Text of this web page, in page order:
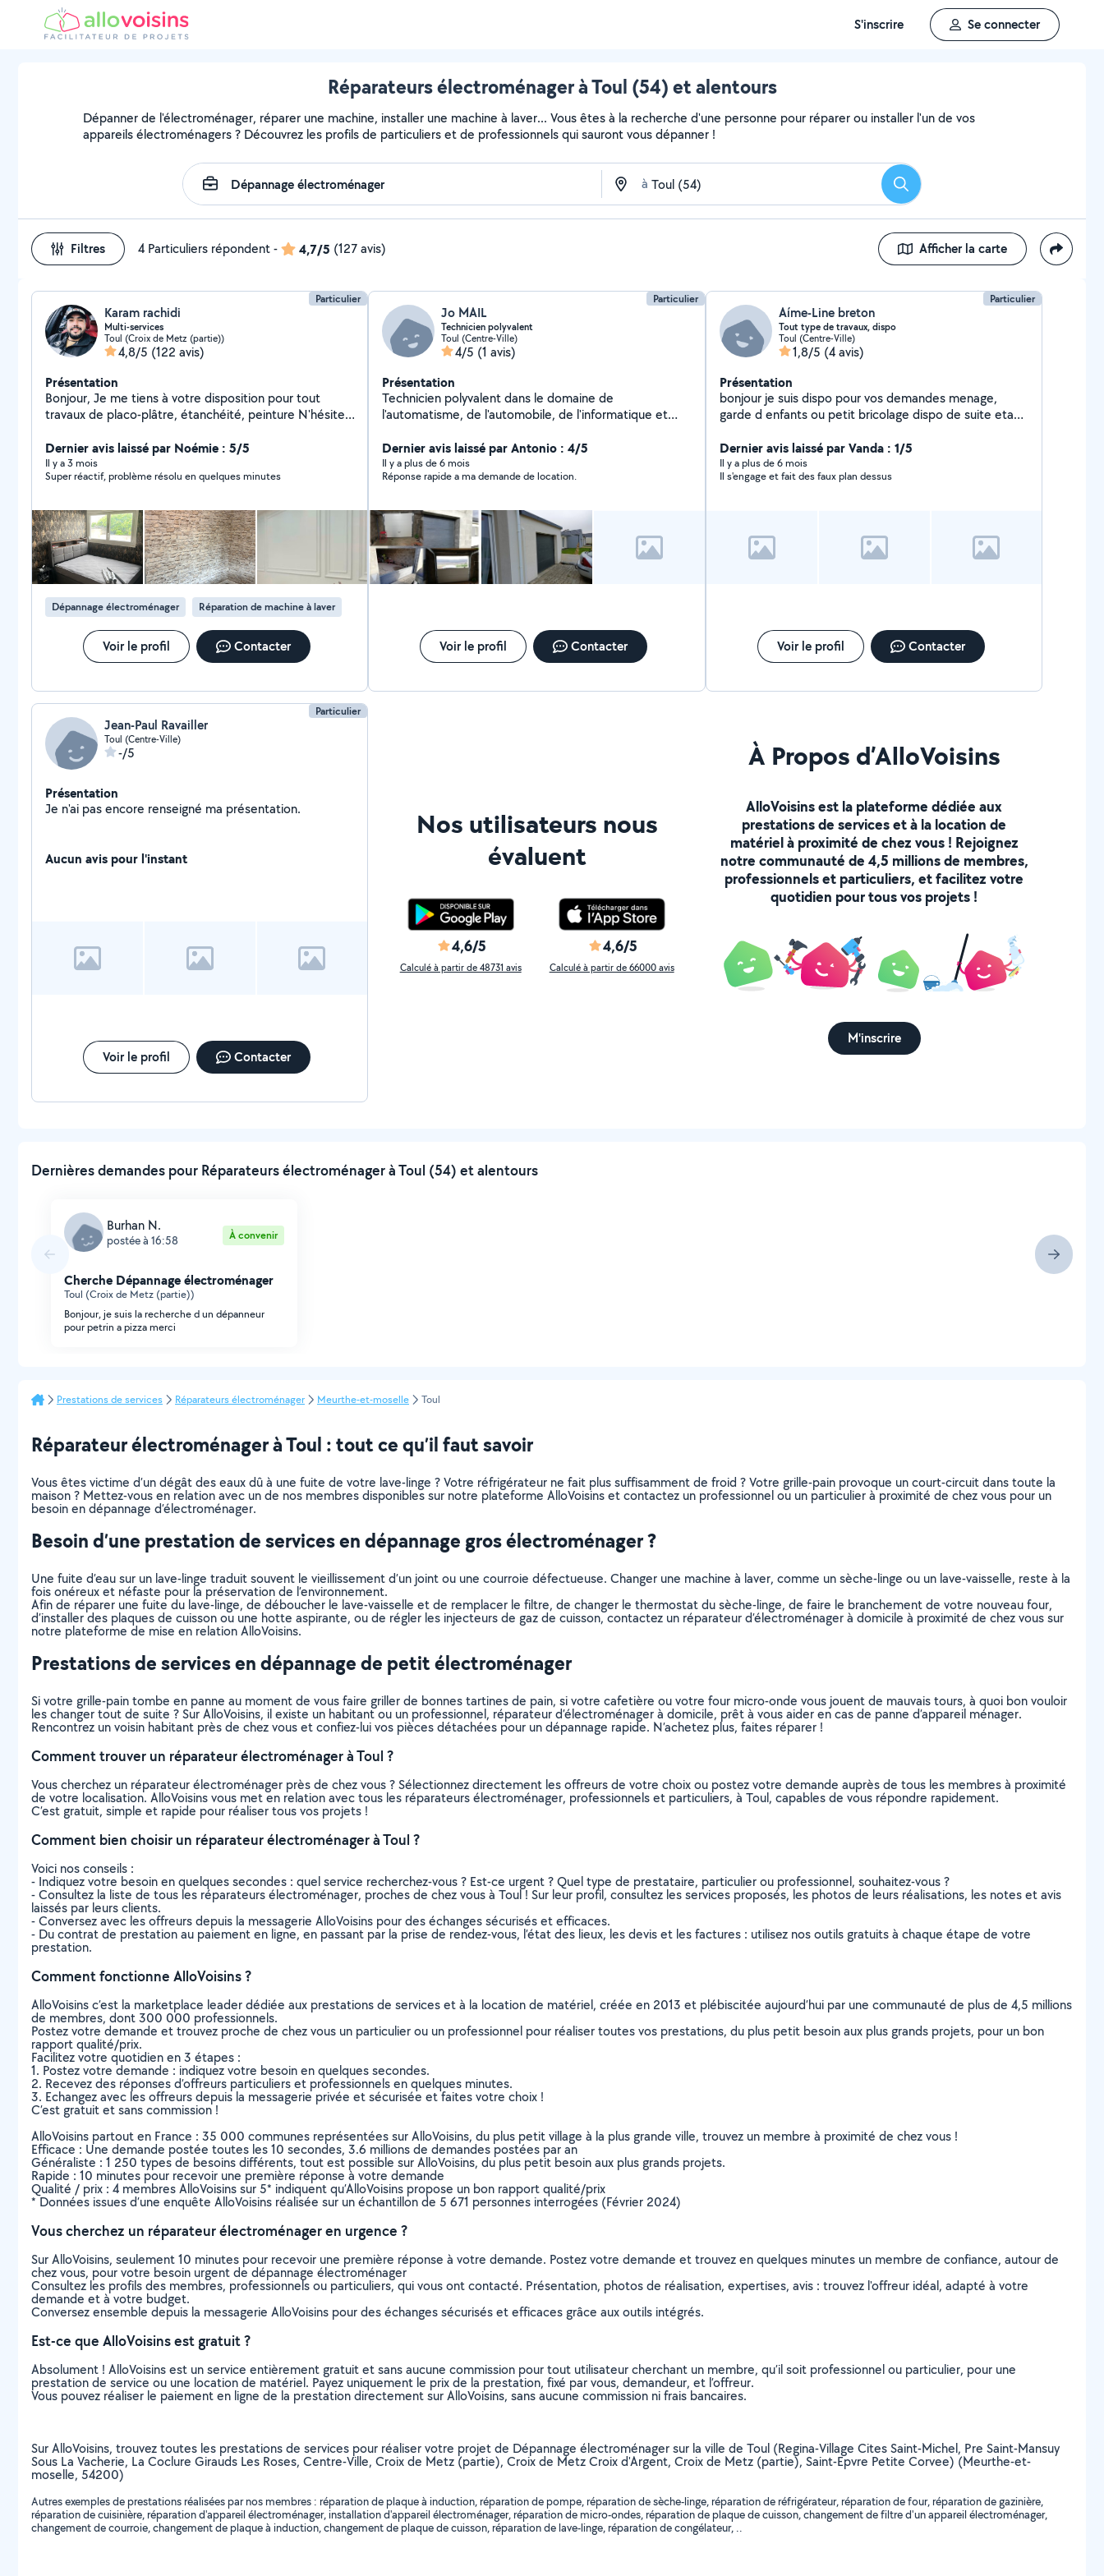
S'inscrire Se connecter
Réparateurs électroménager à Toul (54) et alentours
Dépanner de l'électroménager, réparer une machine, installer une machine à laver... Vous êtes à la recherche d'une personne pour réparer ou installer l'un de vos
appareils électroménagers ? Découvrez les profils de particuliers et de professionnels qui sauront vous dépanner !
à Rechercher
Filtres 4 Particuliers répondent- 4,7/5 (127 avis) Afficher la carte
Particulier
Karam rachidi
Multi-services
Toul (Croix de Metz (partie))
4,8/5 (122 avis)
Présentation
Bonjour, Je me tiens à votre disposition pour tout
travaux de placo-plâtre, étanchéité, peinture N'hésitez
Dernier avis laissé par Noémie : 5/5
Il y a 3 mois
Super réactif, problème résolu en quelques minutes
Dépannage électroménager Réparation de machine à laver
Voir le profil Contacter
Particulier
Jo MAIL
Technicien polyvalent
Toul (Centre-Ville)
4/5 (1 avis)
Présentation
Technicien polyvalent dans le domaine de
l'automatisme, de l'automobile, de l'informatique et
Dernier avis laissé par Antonio : 4/5
Il y a plus de 6 mois
Réponse rapide a ma demande de location.
Voir le profil Contacter
Particulier
Aíme-Line breton
Tout type de travaux, dispo
Toul (Centre-Ville)
1,8/5 (4 avis)
Présentation
bonjour je suis dispo pour vos demandes menage,
garde d enfants ou petit bricolage dispo de suite etant
plaisir que je repondrai a vos besoins a tres vite
mesdames messieurs
Dernier avis laissé par Vanda : 1/5
Il y a plus de 6 mois
Il s'engage et fait des faux plan dessus
Voir le profil Contacter
Particulier
Jean-Paul Ravailler
Toul (Centre-Ville)
-/5
Présentation
Je n'ai pas encore renseigné ma présentation.
Aucun avis pour l'instant
Voir le profil Contacter
Nos utilisateurs nous
évaluent
4,6/5
Calculé à partir de 48731 avis
4,6/5
Calculé à partir de 66000 avis
À Propos d’AlloVoisins
AlloVoisins est la plateforme dédiée aux
prestations de services et à la location de
matériel à proximité de chez vous ! Rejoignez
notre communauté de 4,5 millions de membres,
professionnels et particuliers, et facilitez votre
quotidien pour tous vos projets !
M'inscrire
Dernières demandes pour Réparateurs électroménager à Toul (54) et alentours
Burhan N.
postée à 16:58 À convenir
Cherche Dépannage électroménager
Toul (Croix de Metz (partie))
Bonjour, je suis la recherche d un dépanneur
pour petrin a pizza merci
Prestations de services Réparateurs électroménager Meurthe-et-moselle Toul
Réparateur électroménager à Toul : tout ce qu’il faut savoir
Vous êtes victime d’un dégât des eaux dû à une fuite de votre lave-linge ? Votre réfrigérateur ne fait plus suffisamment de froid ? Votre grille-pain provoque un court-circuit dans toute la
maison ? Mettez-vous en relation avec un de nos membres disponibles sur notre plateforme AlloVoisins et contactez un professionnel ou un particulier à proximité de chez vous pour un
besoin en dépannage d’électroménager.
Besoin d’une prestation de services en dépannage gros électroménager ?
Une fuite d’eau sur un lave-linge traduit souvent le vieillissement d’un joint ou une courroie défectueuse. Changer une machine à laver, comme un sèche-linge ou un lave-vaisselle, reste à la
fois onéreux et néfaste pour la préservation de l’environnement.
Afin de réparer une fuite du lave-linge, de déboucher le lave-vaisselle et de remplacer le filtre, de changer le thermostat du sèche-linge, de faire le branchement de votre nouveau four,
d’installer des plaques de cuisson ou une hotte aspirante, ou de régler les injecteurs de gaz de cuisson, contactez un réparateur d’électroménager à domicile à proximité de chez vous sur
notre plateforme de mise en relation AlloVoisins.
Prestations de services en dépannage de petit électroménager
Si votre grille-pain tombe en panne au moment de vous faire griller de bonnes tartines de pain, si votre cafetière ou votre four micro-onde vous jouent de mauvais tours, à quoi bon vouloir
les changer tout de suite ? Sur AlloVoisins, il existe un habitant ou un professionnel, réparateur d’électroménager à domicile, prêt à vous aider en cas de panne d’appareil ménager.
Rencontrez un voisin habitant près de chez vous et confiez-lui vos pièces détachées pour un dépannage rapide. N’achetez plus, faites réparer !
Comment trouver un réparateur électroménager à Toul ?
Vous cherchez un réparateur électroménager près de chez vous ? Sélectionnez directement les offreurs de votre choix ou postez votre demande auprès de tous les membres à proximité
de votre localisation. AlloVoisins vous met en relation avec tous les réparateurs électroménager, professionnels et particuliers, à Toul, capables de vous répondre rapidement.
C’est gratuit, simple et rapide pour réaliser tous vos projets !
Comment bien choisir un réparateur électroménager à Toul ?
Voici nos conseils :
- Indiquez votre besoin en quelques secondes : quel service recherchez-vous ? Est-ce urgent ? Quel type de prestataire, particulier ou professionnel, souhaitez-vous ?
- Consultez la liste de tous les réparateurs électroménager, proches de chez vous à Toul ! Sur leur profil, consultez les services proposés, les photos de leurs réalisations, les notes et avis
laissés par leurs clients.
- Conversez avec les offreurs depuis la messagerie AlloVoisins pour des échanges sécurisés et efficaces.
- Du contrat de prestation au paiement en ligne, en passant par la prise de rendez-vous, l’état des lieux, les devis et les factures : utilisez nos outils gratuits à chaque étape de votre
prestation.
Comment fonctionne AlloVoisins ?
AlloVoisins c’est la marketplace leader dédiée aux prestations de services et à la location de matériel, créée en 2013 et plébiscitée aujourd’hui par une communauté de plus de 4,5 millions
de membres, dont 300 000 professionnels.
Postez votre demande et trouvez proche de chez vous un particulier ou un professionnel pour réaliser toutes vos prestations, du plus petit besoin aux plus grands projets, pour un bon
rapport qualité/prix.
Facilitez votre quotidien en 3 étapes :
1. Postez votre demande : indiquez votre besoin en quelques secondes.
2. Recevez des réponses d’offreurs particuliers et professionnels en quelques minutes.
3. Echangez avec les offreurs depuis la messagerie privée et sécurisée et faites votre choix !
C’est gratuit et sans commission !
AlloVoisins partout en France : 35 000 communes représentées sur AlloVoisins, du plus petit village à la plus grande ville, trouvez un membre à proximité de chez vous !
Efficace : Une demande postée toutes les 10 secondes, 3.6 millions de demandes postées par an
Généraliste : 1 250 types de besoins différents, tout est possible sur AlloVoisins, du plus petit besoin aux plus grands projets.
Rapide : 10 minutes pour recevoir une première réponse à votre demande
Qualité / prix : 4 membres AlloVoisins sur 5* indiquent qu’AlloVoisins propose un bon rapport qualité/prix
* Données issues d’une enquête AlloVoisins réalisée sur un échantillon de 5 671 personnes interrogées (Février 2024)
Vous cherchez un réparateur électroménager en urgence ?
Sur AlloVoisins, seulement 10 minutes pour recevoir une première réponse à votre demande. Postez votre demande et trouvez en quelques minutes un membre de confiance, autour de
chez vous, pour votre besoin urgent de dépannage électroménager
Consultez les profils des membres, professionnels ou particuliers, qui vous ont contacté. Présentation, photos de réalisation, expertises, avis : trouvez l'offreur idéal, adapté à votre
demande et à votre budget.
Conversez ensemble depuis la messagerie AlloVoisins pour des échanges sécurisés et efficaces grâce aux outils intégrés.
Est-ce que AlloVoisins est gratuit ?
Absolument ! AlloVoisins est un service entièrement gratuit et sans aucune commission pour tout utilisateur cherchant un membre, qu’il soit professionnel ou particulier, pour une
prestation de service ou une location de matériel. Payez uniquement le prix de la prestation, fixé par vous, demandeur, et l’offreur.
Vous pouvez réaliser le paiement en ligne de la prestation directement sur AlloVoisins, sans aucune commission ni frais bancaires.
Sur AlloVoisins, trouvez toutes les prestations de services pour réaliser votre projet de Dépannage électroménager sur la ville de Toul (Regina-Village Cites Saint-Michel, Pre Saint-Mansuy
Sous La Vacherie, La Coclure Girauds Les Roses, Centre-Ville, Croix de Metz (partie), Croix de Metz Croix d'Argent, Croix de Metz (partie), Saint-Epvre Petite Corvee) (Meurthe-et-
moselle, 54200)
Autres exemples de prestations réalisées par nos membres : réparation de plaque à induction, réparation de pompe, réparation de sèche-linge, réparation de réfrigérateur, réparation de four, réparation de gazinière,
réparation de cuisinière, réparation d'appareil électroménager, installation d'appareil électroménager, réparation de micro-ondes, réparation de plaque de cuisson, changement de filtre d'un appareil électroménager,
changement de courroie, changement de plaque à induction, changement de plaque de cuisson, réparation de lave-linge, réparation de congélateur, ..